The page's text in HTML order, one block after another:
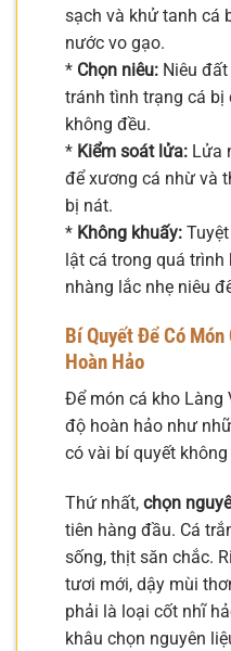
sạch và khử tanh cá
nước vo gạo.
* Chọn niêu: Niêu
tránh tình trạng cá bị
không đều.
* Kiểm soát lửa: Lửa
để xương cá nhừ và
bị nát.
* Không khuấy:
lật cá trong quá trình
nhàng lắc nhẹ niêu
Bí Quyết Để Có
Hoàn Hảo
Để món cá kho Làng
độ hoàn hảo như
có vài bí quyết
Thứ nhất, chọn
tiên hàng đầu. Cá
sống, thịt săn chắc.
tươi mới, dậy mùi
phải là loại cốt nhĩ
khâu chọn nguyên